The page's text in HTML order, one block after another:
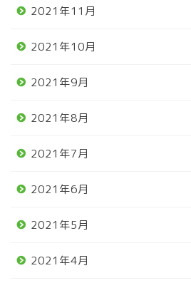
2021年11月
2021年10月
2021年9月
2021年8月
2021年7月
2021年6月
2021年5月
2021年4月